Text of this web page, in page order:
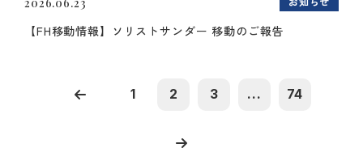
【FH移動情報】ソリストサンダー 移動のご報告
1 2 3 ... 74